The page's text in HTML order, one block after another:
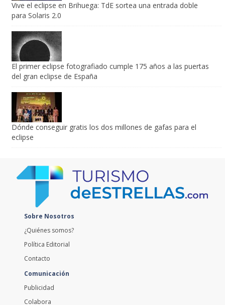
Vive el eclipse en Brihuega: TdE sortea una entrada doble
para Solaris 2.0
El primer eclipse fotografiado cumple 175 años a las puertas
del gran eclipse de España
Dónde conseguir gratis los dos millones de gafas para el
eclipse
Sobre Nosotros
¿Quiénes somos?
Política Editorial
Contacto
Comunicación
Publicidad
Colabora